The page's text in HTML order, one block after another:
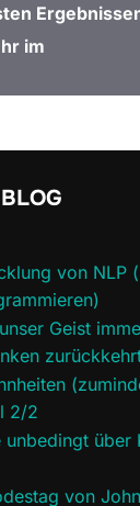
im
von NLP
Geist
2/2
unbedingt über
von